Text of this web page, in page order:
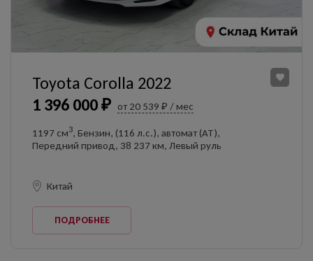
1 396 000 ₽ от 20 539 ₽ / мес
Toyota Corolla 2022
1197 см3, Бензин, (116 л.с.), автомат (AT),
Передний привод, 38 237 км, Левый руль
Китай
ПОДРОБНЕЕ